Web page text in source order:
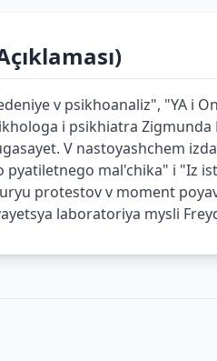
v psikhoanaliz", "YA i
i psikhiatra
V nastoyashchem
pyatiletnego mal'chika" i "Iz
protestov v moment
laboratoriya mysli